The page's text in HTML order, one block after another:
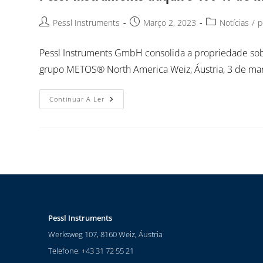
Pessl Instruments Março 2, 2023 Notícias /
Pessl Instruments GmbH consolida a propriedade
grupo METOS® North America Weiz, Áustria, 3 de
Continuar A Ler
Pessl Instruments
Werksweg 107, 8160 Weiz, Áustria
Telefone: +43 31 72 55 21